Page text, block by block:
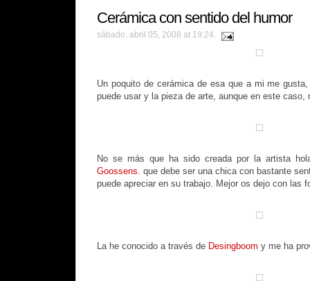
Cerámica con sentido del humor
sábado, abril 05, 2008 at 19:24.
Un poquito de cerámica de esa que a mi me
puede usar y la pieza de arte, aunque en este caso,
No se más que ha sido creada por la artista
Goossens. que debe ser una chica con bastante
puede apreciar en su trabajo. Mejor os dejo con las
La he conocido a través de Desingboom y me ha